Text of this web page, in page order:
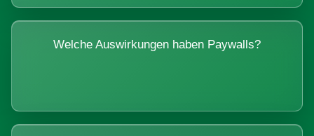
Welche Auswirkungen haben Paywalls?